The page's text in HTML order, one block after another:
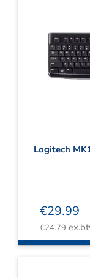
Logitech
€29.99
€24.79